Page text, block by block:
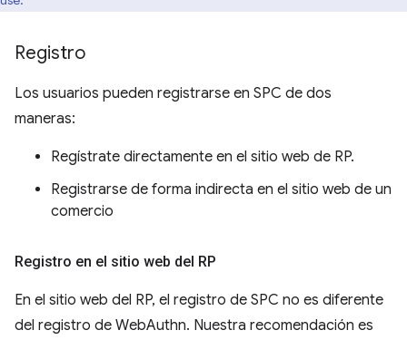
Registro
Los usuarios pueden registrarse en SPC de dos
maneras:
Regístrate directamente en el sitio web de RP.
Registrarse de forma indirecta en el sitio web de un
comercio
Registro en el sitio web del RP
En el sitio web del RP, el registro de SPC no es diferente
del registro de WebAuthn. Nuestra recomendación es